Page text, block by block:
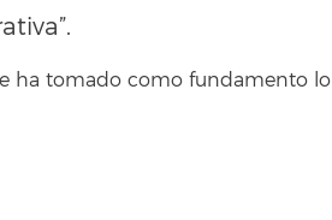
ha tomado como fundamento lo